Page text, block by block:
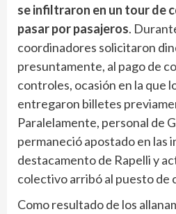
se infiltraron en un tour de
pasar por pasajeros.
coordinadores solicitaron
presuntamente, al pago de
controles, ocasión en la que
entregaron billetes
Paralelamente, personal de
permaneció apostado en las
destacamento de Rapelli y
colectivo arribó al puesto de
Como resultado de los